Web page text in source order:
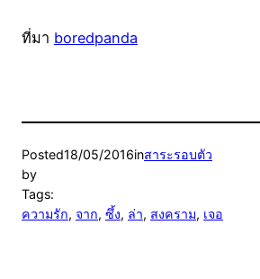
ที่มา boredpanda
Posted18/05/2016inสาระรอบตัว
by
Tags:
ความรัก, จาก, ซึ้ง, ล่า, สงคราม, เจอ